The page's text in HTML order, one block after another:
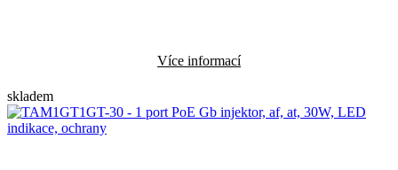
Více informací
skladem